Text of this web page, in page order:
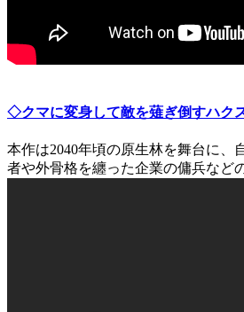
◇クマに変身して敵を薙ぎ倒すハク
本作は2040年頃の原生林を舞台に
者や外骨格を纏った企業の傭兵など